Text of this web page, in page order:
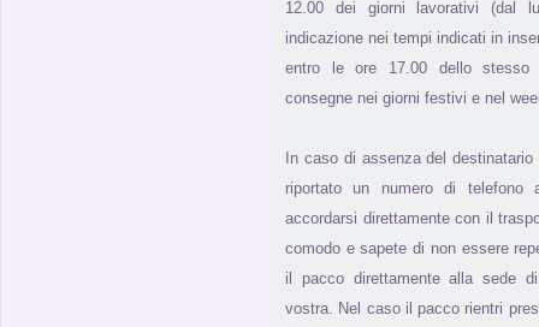
12.00 dei giorni lavorativi (dal
indicazione nei tempi indicati in
entro le ore 17.00 dello stesso
consegne nei giorni festivi e nel
In caso di assenza del
riportato un numero di
accordarsi direttamente con il
comodo e sapete di non essere
il pacco direttamente alla sede
vostra. Nel caso il pacco rientri